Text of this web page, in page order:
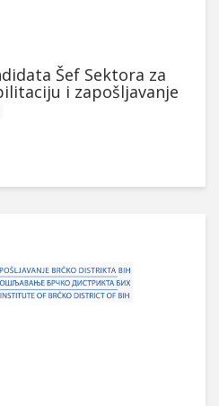
Šef Sektora za
i zapošljavanje